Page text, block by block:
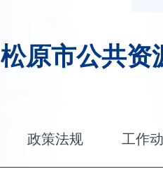
松原市公共资
政策法规 工作